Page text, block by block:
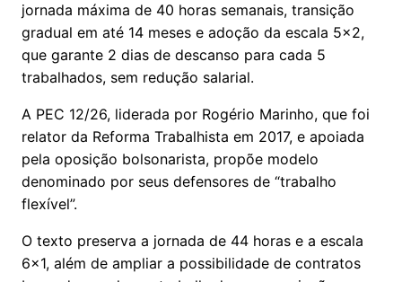
jornada máxima de 40 horas semanais, transição
gradual em até 14 meses e adoção da escala 5x2,
que garante 2 dias de descanso para cada 5
trabalhados, sem redução salarial.
A PEC 12/26, liderada por Rogério Marinho, que foi
relator da Reforma Trabalhista em 2017, e apoiada
pela oposição bolsonarista, propõe modelo
denominado por seus defensores de “trabalho
flexível”.
O texto preserva a jornada de 44 horas e a escala
6x1, além de ampliar a possibilidade de contratos